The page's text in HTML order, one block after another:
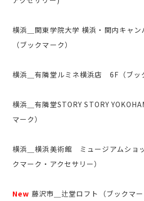
横浜＿関東学院大学 横浜・関内キャ
（ブックマーク）
横浜＿有隣堂ルミネ横浜店 6F（ブッ
横浜＿有隣堂STORY STORY
マーク）
横浜＿横浜美術館 ミュージアムショ
クマーク・アクセサリー）
New 藤沢市＿辻堂ロフト（ブックマー